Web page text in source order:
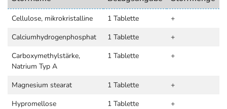
Cellulose, mikrokristalline 1 Tablette
+
Calciumhydrogenphosphat
1 Tablette
+
Carboxymethylstärke,
Natrium Typ A
1 Tablette +
Magnesium stearat 1 Tablette
+
Hypromellose
1 Tablette
+